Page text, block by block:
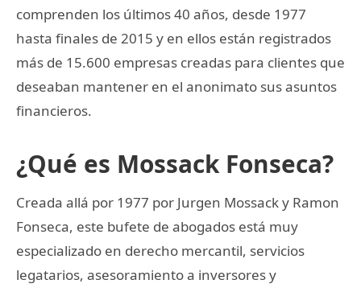
comprenden los últimos 40 años, desde 1977
hasta finales de 2015 y en ellos están registrados
más de 15.600 empresas creadas para clientes que
deseaban mantener en el anonimato sus asuntos
financieros.
¿Qué es Mossack Fonseca?
Creada allá por 1977 por Jurgen Mossack y Ramon
Fonseca, este bufete de abogados está muy
especializado en derecho mercantil, servicios
legatarios, asesoramiento a inversores y